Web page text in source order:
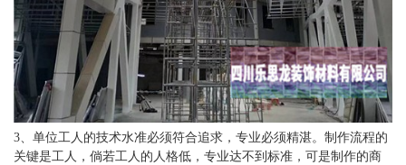
3、单位工人的技术水准必须符合追求，专业必须精湛。制作流程的
关键是工人，倘若工人的人格低，专业达不到标准，可是制作的商